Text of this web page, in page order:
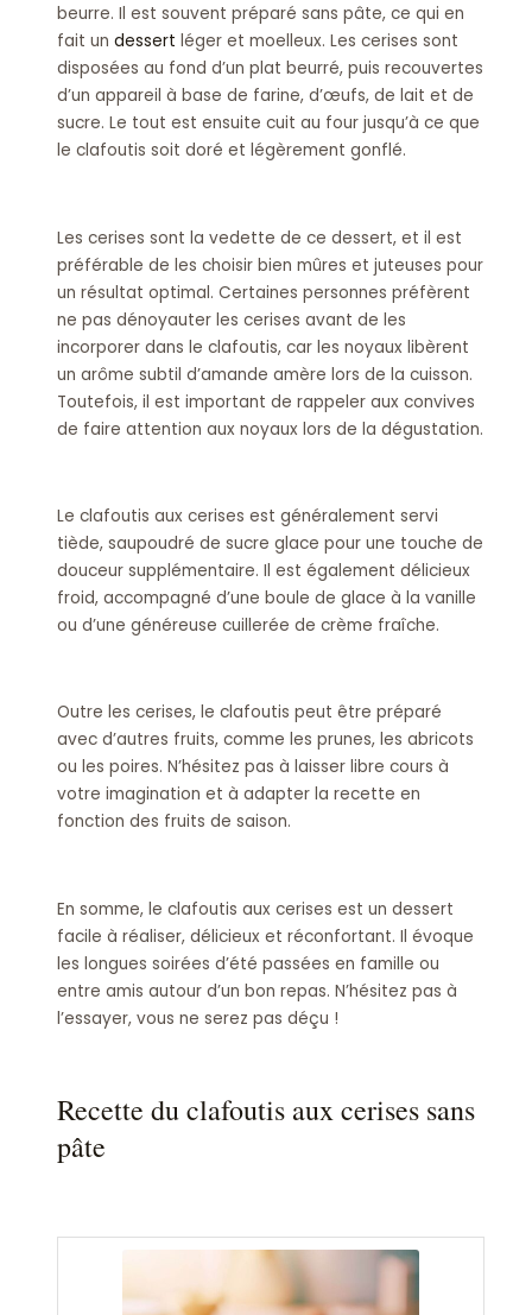
beurre. Il est souvent préparé sans pâte, ce qui en
fait un dessert léger et moelleux. Les cerises sont
disposées au fond d’un plat beurré, puis recouvertes
d’un appareil à base de farine, d’œufs, de lait et de
sucre. Le tout est ensuite cuit au four jusqu’à ce que
le clafoutis soit doré et légèrement gonflé.
Les cerises sont la vedette de ce dessert, et il est
préférable de les choisir bien mûres et juteuses pour
un résultat optimal. Certaines personnes préfèrent
ne pas dénoyauter les cerises avant de les
incorporer dans le clafoutis, car les noyaux libèrent
un arôme subtil d’amande amère lors de la cuisson.
Toutefois, il est important de rappeler aux convives
de faire attention aux noyaux lors de la dégustation.
Le clafoutis aux cerises est généralement servi
tiède, saupoudré de sucre glace pour une touche de
douceur supplémentaire. Il est également délicieux
froid, accompagné d’une boule de glace à la vanille
ou d’une généreuse cuillerée de crème fraîche.
Outre les cerises, le clafoutis peut être préparé
avec d’autres fruits, comme les prunes, les abricots
ou les poires. N’hésitez pas à laisser libre cours à
votre imagination et à adapter la recette en
fonction des fruits de saison.
En somme, le clafoutis aux cerises est un dessert
facile à réaliser, délicieux et réconfortant. Il évoque
les longues soirées d’été passées en famille ou
entre amis autour d’un bon repas. N’hésitez pas à
l’essayer, vous ne serez pas déçu !
Recette du clafoutis aux cerises sans
pâte